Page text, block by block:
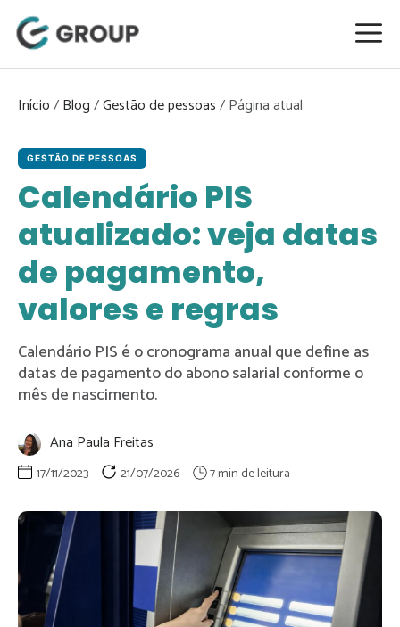
para
conteúdo
Início/Blog/Gestão de pessoas/
GESTÃO DE PESSOAS
Calendário PIS
atualizado: veja datas
de pagamento,
valores e regras
Calendário PIS é o cronograma anual que define as
datas de pagamento do abono salarial conforme o
mês de nascimento.
Ana Paula Freitas
17/11/2023 21/07/2026